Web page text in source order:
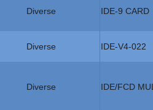
Diverse IDE-9 CARD
Diverse IDE-V4-022
Diverse IDE/FCD